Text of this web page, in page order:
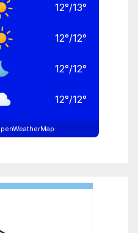
12°/13°
12°/12°
12°/12°
12°/12°